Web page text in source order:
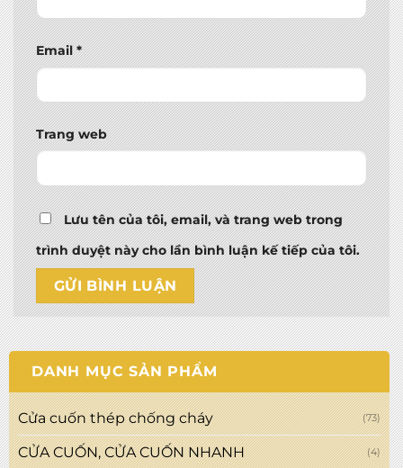
Email*
Trang web
Lưu tên của tôi, email, và trang web trong
trình duyệt này cho lần bình luận kế tiếp của tôi.
DANH MỤC SẢN PHẨM
Cửa cuốn thép chống cháy (73)
CỬA CUỐN, CỬA CUỐN NHANH (4)